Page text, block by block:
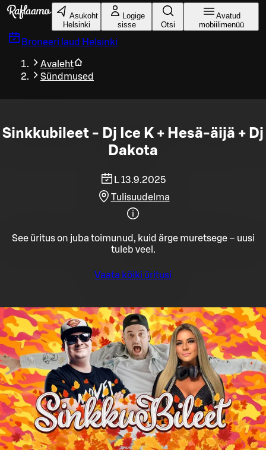
Liigu peamise sisu juurde
Asukoht
Helsinki
Logige
sisse
Otsi
Avatud
mobiilimenüü
Broneeri laud Helsinki
Avaleht
Sündmused
Sinkkubileet - Dj Ice K + Hesä-äijä + Dj
Dakota
L 13.9.2025
Tulisuudelma
See üritus on juba toimunud, kuid ärge muretsege – uusi
tuleb veel.
Vaata kõiki üritusi